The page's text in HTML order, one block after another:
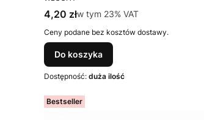
Cena brutto
4,20 złw tym %s VAT
w tym 23% VAT
Ceny podane bez kosztów dostawy.
Do koszyka
Dostępność: duża ilość
Bestseller